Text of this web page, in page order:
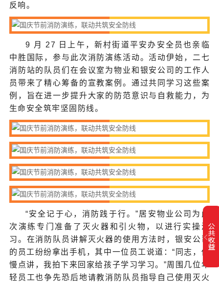
反响。
9 月 27 日上午，新村街道平安办安全员也亲临
中胜国际，参与此次消防演练活动。活动伊始，二七
消防站的队员们在会议室为物业和银安公司的工作人
员带来了精心筹备的宣教案例。通过共同学习这些案
例，旨在进一步提升大家的防范意识与自救能力，为
生命安全筑牢坚固防线。
“安全记于心，消防践于行。”居安物业公司为此
次演练专门准备了灭火器和引火物，以进行实操演
习。在消防队员讲解灭火器的使用方法时，银安公司
的员工纷纷拿出手机，其中一位员工说道：“同志，你
慢点讲，我拍下来回家给孩子学习学习。”周围几位年
轻员工也争先恐后地请教消防队员指导自己使用灭火